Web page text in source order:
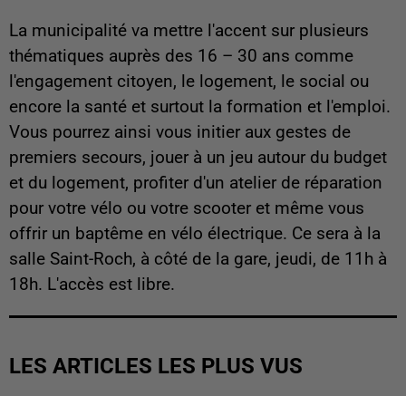
La municipalité va mettre l'accent sur plusieurs
thématiques auprès des 16 – 30 ans comme
l'engagement citoyen, le logement, le social ou
encore la santé et surtout la formation et l'emploi.
Vous pourrez ainsi vous initier aux gestes de
premiers secours, jouer à un jeu autour du budget
et du logement, profiter d'un atelier de réparation
pour votre vélo ou votre scooter et même vous
offrir un baptême en vélo électrique. Ce sera à la
salle Saint-Roch, à côté de la gare, jeudi, de 11h à
18h. L'accès est libre.
LES ARTICLES LES PLUS VUS